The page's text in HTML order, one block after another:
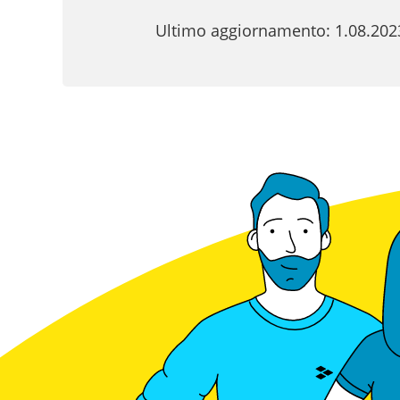
Ultimo aggiornamento: